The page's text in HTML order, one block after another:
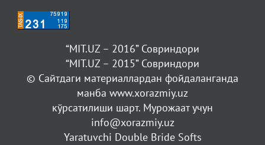
“MIT.UZ – 2016” Совриндори
“MIT.UZ – 2015” Совриндори
© Сайтдаги материаллардан фойдаланганда
манба www.xorazmiy.uz
кўрсатилиши шарт. Мурожаат учун
info@xorazmiy.uz
Yaratuvchi Double Bride Softs